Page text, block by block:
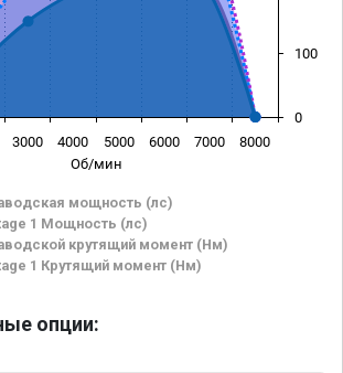
Об/мин
мощность (лс)
1 Мощность (лс)
крутящий момент (Нм)
1 Крутящий момент (Нм)
3000 4000 5000 6000 7000 8000
0
100
опции: